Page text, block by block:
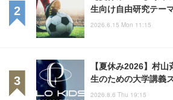
生向け自由研究テー
2026.6.15 Mon 11:15
【夏休み2026】村
生のための大学講義
2026.8.6 Thu 19:15